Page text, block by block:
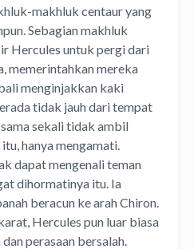
makhluk centaur yang
Sebagian makhluk
Hercules untuk pergi dari
memerintahkan mereka
menginjakkan kaki
tidak jauh dari tempat
sekali tidak ambil
hanya mengamati.
dapat mengenali teman
dihormatinya itu. Ia
beracun ke arah Chiron.
Hercules pun luar biasa
perasaan bersalah.